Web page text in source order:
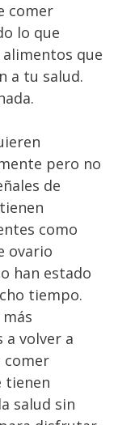
comer
lo que
que
a tu salud.
pero no
de
como
ovario
han estado
tiempo.
a volver a
comer
tienen
salud sin